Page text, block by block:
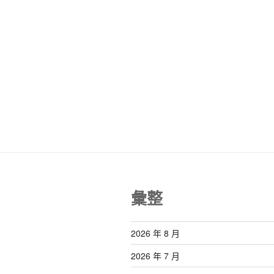
彙整
2026 年 8 月
2026 年 7 月